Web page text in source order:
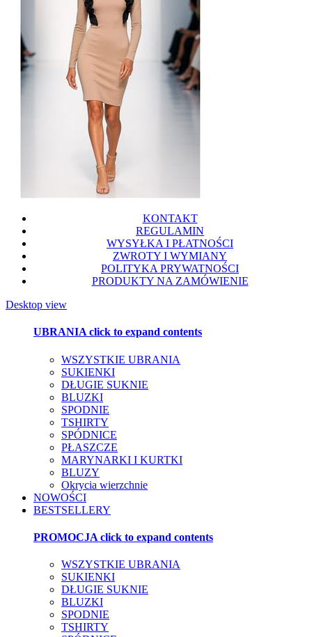
KONTAKT
REGULAMIN
WYSYŁKA I PŁATNOŚCI
ZWROTY I WYMIANY
POLITYKA PRYWATNOŚCI
PRODUKTY NA ZAMÓWIENIE
Desktop view
UBRANIAclick to expand contents
WSZYSTKIE UBRANIA
SUKIENKI
DŁUGIE SUKNIE
BLUZKI
SPODNIE
TSHIRTY
SPÓDNICE
PŁASZCZE
MARYNARKI I KURTKI
BLUZY
Okrycia wierzchnie
NOWOŚCI
BESTSELLERY
PROMOCJA click to expand contents
WSZYSTKIE UBRANIA
SUKIENKI
DŁUGIE SUKNIE
BLUZKI
SPODNIE
TSHIRTY